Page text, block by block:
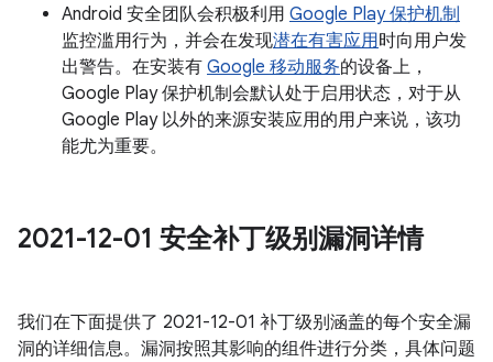
Android 安全团队会积极利用 Google Play 保护机制
监控滥用行为，并会在发现潜在有害应用时向用户发
出警告。在安装有 Google 移动服务的设备上，
Google Play 保护机制会默认处于启用状态，对于从
Google Play 以外的来源安装应用的用户来说，该功
能尤为重要。
2021-12-01 安全补丁级别漏洞详情
我们在下面提供了 2021-12-01 补丁级别涵盖的每个安全漏
洞的详细信息。漏洞按照其影响的组件进行分类，具体问题